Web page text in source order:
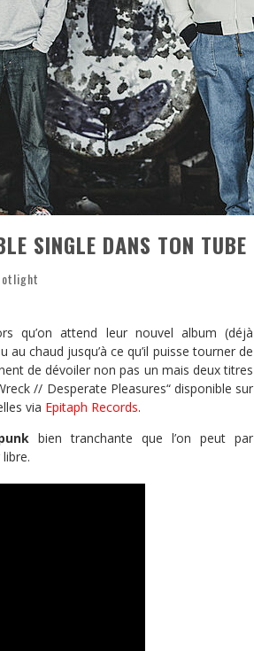
SINGLE DANS TON TUBE
qu’on attend leur nouvel album (déjà
chaud jusqu’à ce qu’il puisse tourner de
de dévoiler non pas un mais deux titres
// Desperate Pleasures“ disponible sur
via Epitaph Records.
bien tranchante que l’on peut par